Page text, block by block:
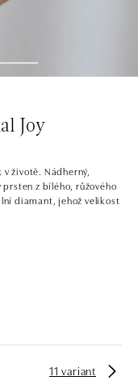
Joy
v životě. Nádherný,
z bílého, růžového
diamant, jehož velikost
11 variant